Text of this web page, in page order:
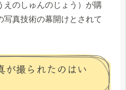
えのしゅんのじょう）が購
写真技術の幕開けとされて
が撮られたのはい